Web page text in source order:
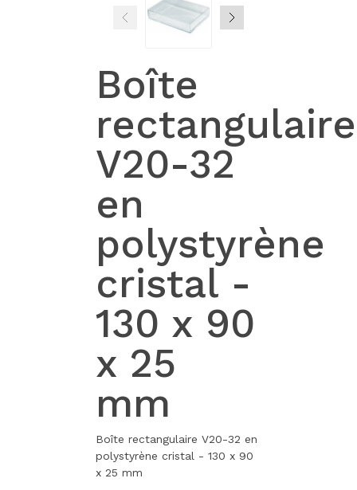
Boîte
rectangulaire
V20-32
en
polystyrène
cristal -
130 x 90
x 25
mm
Boîte rectangulaire V20-32 en
polystyrène cristal - 130 x 90
x 25 mm